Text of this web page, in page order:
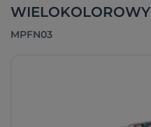
WIELOKOLOROWY
MPFN03